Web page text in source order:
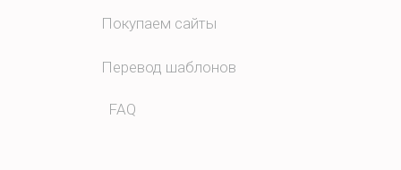
Покупаем сайты
Перевод шаблонов
FAQ